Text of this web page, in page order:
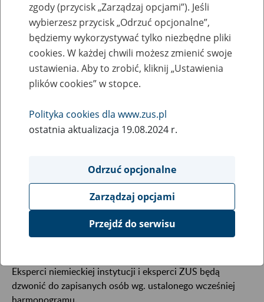
Dni Poradnictwa w Opolu 17-19 września
w formie telefonicznej
16
września
2024
Poradnictwa z udziałem ekspertów niemieckiej instytucji
Deutsche Rentenversicherung odbędą się
Eksperci niemieckiej instytucji i eksperci ZUS będą
dzwonić do zapisanych osób wg. ustalonego wcześniej
harmonogramu.
zgody (przycisk „Zarządzaj opcjami”). Jeśli
wybierzesz przycisk „Odrzuć opcjonalne”,
będziemy wykorzystywać tylko niezbędne pliki
cookies. W każdej chwili możesz zmienić swoje
ustawienia. Aby to zrobić, kliknij „Ustawienia
plików cookies” w stopce.
Polityka cookies dla www.zus.pl
ostatnia aktualizacja 19.08.2024 r.
Odrzuć opcjonalne
Zarządzaj opcjami
Przejdź do serwisu